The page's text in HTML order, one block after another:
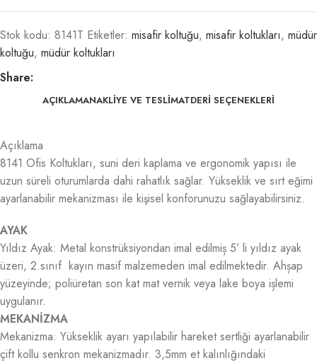
Stok kodu: 8141T Etiketler: misafir koltuğu, misafir koltukları, müdür
koltuğu, müdür koltukları
Share:
AÇIKLAMANAKLIYE VE TESLIMATDERI SEÇENEKLERI
Açıklama
8141 Ofis Koltukları, suni deri kaplama ve ergonomik yapısı ile
uzun süreli oturumlarda dahi rahatlık sağlar. Yükseklik ve sırt eğimi
ayarlanabilir mekanizması ile kişisel konforunuzu sağlayabilirsiniz.
AYAK
Yıldız Ayak: Metal konstrüksiyondan imal edilmiș 5’ li yıldız ayak
üzeri, 2.sınıf kayın masif malzemeden imal edilmektedir. Ahșap
yüzeyinde; poliüretan son kat mat vernik veya lake boya ișlemi
uygulanır.
MEKANİZMA
Mekanizma: Yükseklik ayarı yapılabilir hareket sertliği ayarlanabilir
çift kollu senkron mekanizmadır. 3,5mm et kalınlığındaki